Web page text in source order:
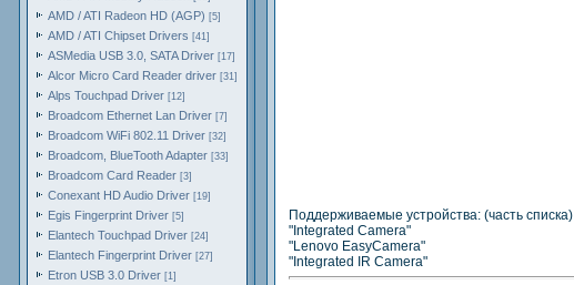
AMD / ATI Radeon HD (AGP) [5]
AMD / ATI Chipset Drivers [41]
ASMedia USB 3.0, SATA Driver [17]
Alcor Micro Card Reader driver [31]
Alps Touchpad Driver [12]
Broadcom Ethernet Lan Driver [7]
Broadcom WiFi 802.11 Driver [32]
Broadcom, BlueTooth Adapter [33]
Broadcom Card Reader [3]
Conexant HD Audio Driver [19]
Egis Fingerprint Driver [5]
Elantech Touchpad Driver [24]
Elantech Fingerprint Driver [27]
Etron USB 3.0 Driver [1]
Поддерживаемые устройства: (часть списка)
"Integrated Camera"
"Lenovo EasyCamera"
"Integrated IR Camera"